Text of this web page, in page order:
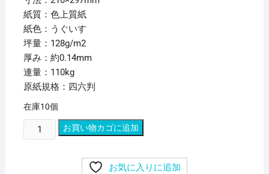
紙質：色上質紙
紙色：うぐいす
坪量：128g/m2
厚み：約0.14mm
連量：110kg
原紙規格：四六判
在庫10個
（ま
と
お買い物カゴに追加
お気に入りに追加